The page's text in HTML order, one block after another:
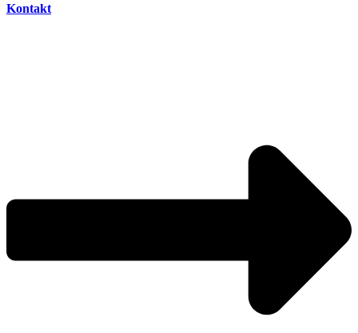
Kontakt